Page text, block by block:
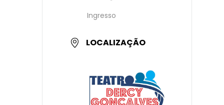
Ingresso
LOCALIZAÇÃO